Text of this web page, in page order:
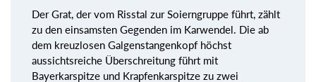
Der Grat, der vom Risstal zur Soierngruppe führt, zählt
zu den einsamsten Gegenden im Karwendel. Die ab
dem kreuzlosen Galgenstangenkopf höchst
aussichtsreiche Überschreitung führt mit
Bayerkarspitze und Krapfenkarspitze zu zwei